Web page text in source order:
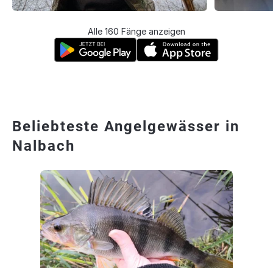
Alle 160 Fänge anzeigen
Beliebteste Angelgewässer in
Nalbach